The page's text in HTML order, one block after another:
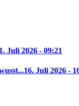
Juli 2026 - 09:21
16. Juli 2026 -